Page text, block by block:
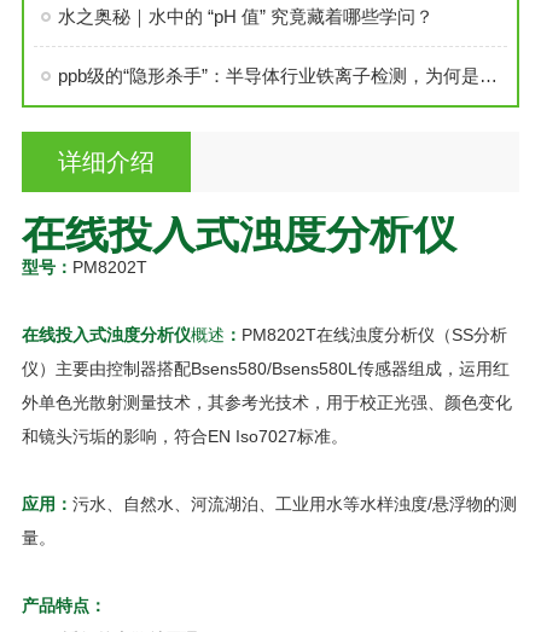
水之奥秘｜水中的 “pH 值” 究竟藏着哪些学问？
ppb级的“隐形杀手”：半导体行业铁离子检测，为何是芯片良率的防线？
详细介绍
在线投入式浊度分析仪
型号： PM8202T
在线投入式浊度分析仪概述 ： PM8202T在线浊度分析仪（SS分析
仪）主要由控制器搭配Bsens580/Bsens580L传感器组成，运用红
外单色光散射测量技术，其参考光技术，用于校正光强、颜色变化
和镜头污垢的影响，符合EN Iso7027标准。
应用： 污水、自然水、河流湖泊、工业用水等水样浊度/悬浮物的测
量。
产品特点：